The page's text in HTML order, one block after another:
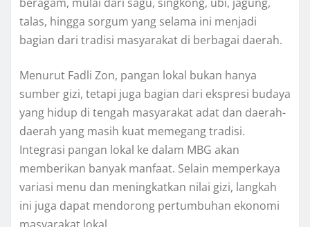
talas, hingga sorgum yang selama ini menjadi
bagian dari tradisi masyarakat di berbagai daerah.
Menurut Fadli Zon, pangan lokal bukan hanya
sumber gizi, tetapi juga bagian dari ekspresi budaya
yang hidup di tengah masyarakat adat dan daerah-
daerah yang masih kuat memegang tradisi.
Integrasi pangan lokal ke dalam MBG akan
memberikan banyak manfaat. Selain memperkaya
variasi menu dan meningkatkan nilai gizi, langkah
ini juga dapat mendorong pertumbuhan ekonomi